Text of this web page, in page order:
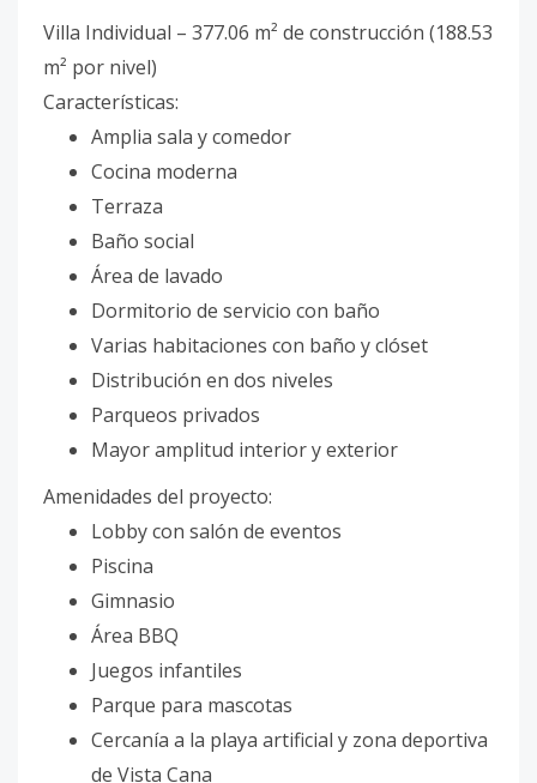
Villa Individual – 377.06 m² de construcción (188.53
m² por nivel)
Características:
Amplia sala y comedor
Cocina moderna
Terraza
Baño social
Área de lavado
Dormitorio de servicio con baño
Varias habitaciones con baño y clóset
Distribución en dos niveles
Parqueos privados
Mayor amplitud interior y exterior
Amenidades del proyecto:
Lobby con salón de eventos
Piscina
Gimnasio
Área BBQ
Juegos infantiles
Parque para mascotas
Cercanía a la playa artificial y zona deportiva
de Vista Cana